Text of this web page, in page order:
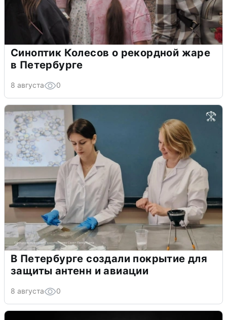
Синоптик Колесов о рекордной жаре
в Петербурге
8 августа 0
В Петербурге создали покрытие для
защиты антенн и авиации
8 августа 0